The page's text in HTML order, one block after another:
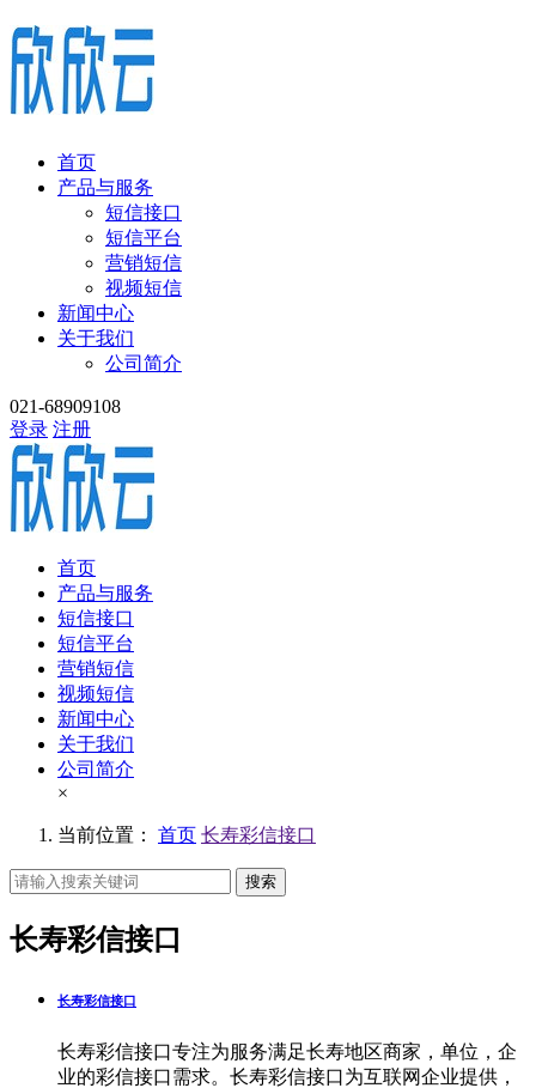
首页
产品与服务
短信接口
短信平台
营销短信
视频短信
新闻中心
关于我们
公司简介
021-68909108
登录 注册
首页
产品与服务
短信接口
短信平台
营销短信
视频短信
新闻中心
关于我们
公司简介
×
当前位置： 首页 长寿彩信接口
搜索
长寿彩信接口
长寿彩信接口
长寿彩信接口专注为服务满足长寿地区商家，单位，企
业的彩信接口需求。长寿彩信接口为互联网企业提供，